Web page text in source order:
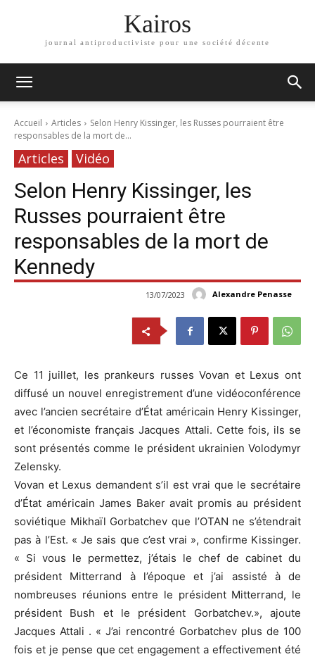
Kairos
journal antiproductiviste pour une société décente
Accueil Articles
Selon Henry Kissinger, les Russes pourraient être
responsables de la mort de...
Articles Vidéo
Selon Henry Kissinger, les
Russes pourraient être
responsables de la mort de
Kennedy
Alexandre Penasse
13/07/2023
Ce 11 juillet, les prankeurs russes Vovan et Lexus ont
diffusé un nouvel enregistrement d’une vidéoconférence
avec l’ancien secrétaire d’État américain Henry Kissinger,
et l’économiste français Jacques Attali. Cette fois, ils se
sont présentés comme le président ukrainien Volodymyr
Zelensky.
Vovan et Lexus demandent s’il est vrai que le secrétaire
d’État américain James Baker avait promis au président
soviétique Mikhaïl Gorbatchev que l’OTAN ne s’étendrait
pas à l’Est. « Je sais que c’est vrai », confirme Kissinger.
« Si vous le permettez, j’étais le chef de cabinet du
président Mitterrand à l’époque et j’ai assisté à de
nombreuses réunions entre le président Mitterrand, le
président Bush et le président Gorbatchev.», ajoute
Jacques Attali . « J’ai rencontré Gorbatchev plus de 100
fois et je pense que cet engagement a effectivement été